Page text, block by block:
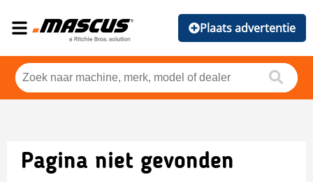
Plaats advertentie
Pagina niet gevonden